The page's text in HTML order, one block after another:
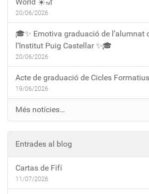
20/06/2026
🎓✨ Emotiva graduació de l’alumnat
l’Institut Puig Castellar ✨🎓
20/06/2026
Acte de graduació de Cicles
19/06/2026
Més notícies…
Entrades al blog
Cartas de Fifí
11/07/2026